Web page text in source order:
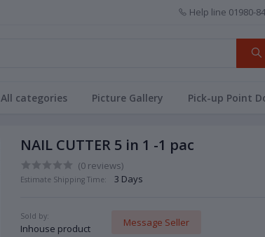
Help line 01980-
All categories Picture Gallery Pick-up Point
NAIL CUTTER 5 in 1 -1 pac
(0 reviews)
Estimate Shipping Time: 3 Days
Sold by:
Inhouse product
Message Seller